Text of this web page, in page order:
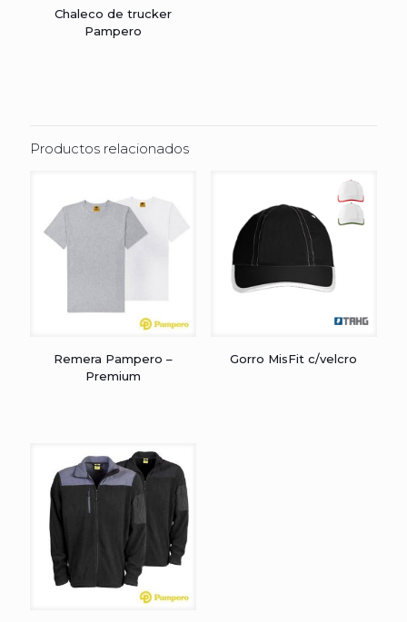
Chaleco de trucker
Pampero
Productos relacionados
Remera Pampero –
Premium
Gorro MisFit c/velcro